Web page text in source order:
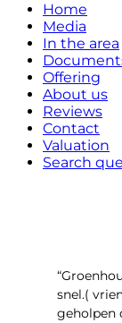
Home
Media
In the area
Offering
About us
Reviews
Contact
Valuation
Search
snel.(
geholpen